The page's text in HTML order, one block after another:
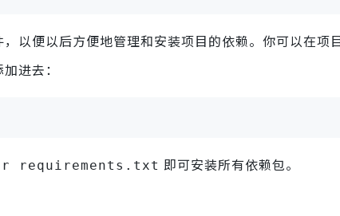
，以便以后方便地管理和安装项目的依赖。你可以在项
进去：
即可安装所有依赖包。